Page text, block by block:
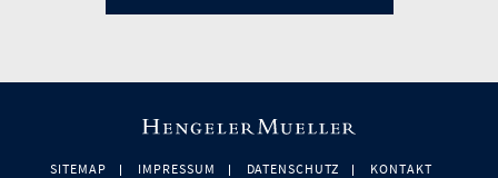
SITEMAP IMPRESSUM DATENSCHUTZ KONTAKT